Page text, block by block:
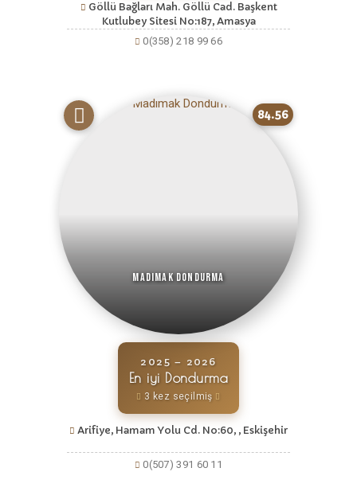
Göllü Bağları Mah. Göllü Cad. Başkent
Kutlubey Sitesi No:187, Amasya
0(358) 218 99 66
84.56
Madımak Dondurma
2025 – 2026
En iyi Dondurma
3 kez seçilmiş
Arifiye, Hamam Yolu Cd. No:60, , Eskişehir
0(507) 391 60 11